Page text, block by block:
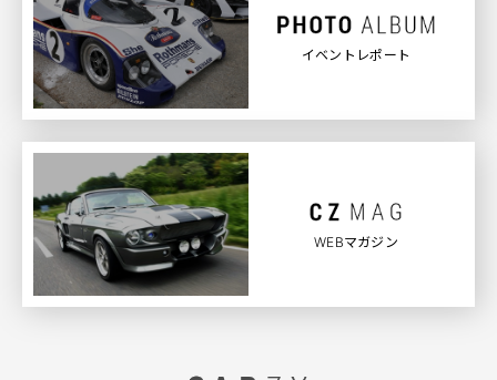
イベントレポート
WEBマガジン